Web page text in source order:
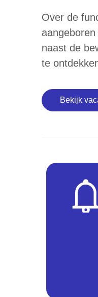
Over de
naast de
te
Bekijk